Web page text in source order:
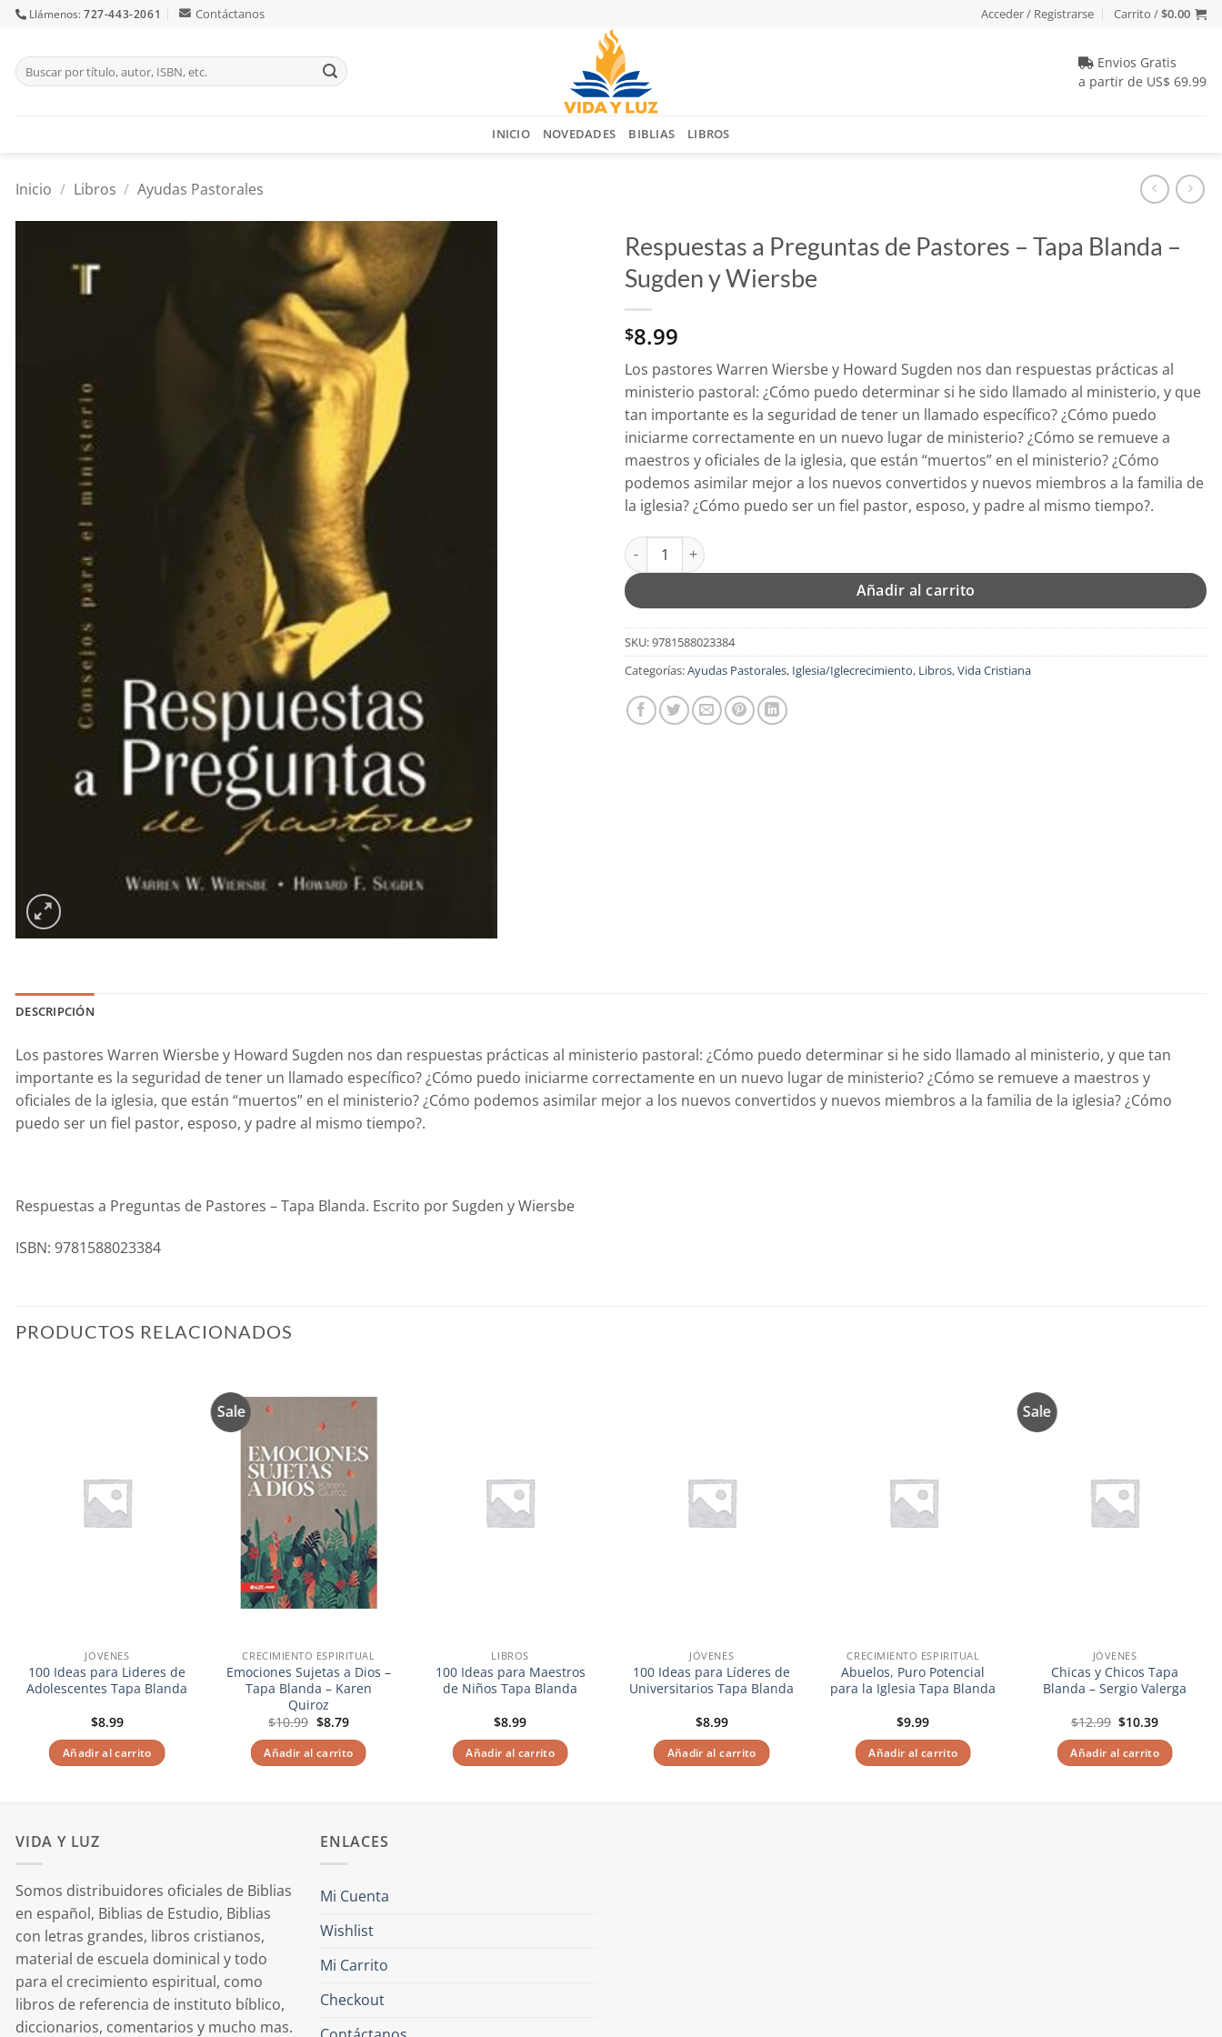
Skip
content
Llámenos:727-443-2061 Contáctanos Acceder / Registrarse Carrito /$0.00
Buscar
por:
Envios Gratis
a partir de US$ 69.99
INICIO NOVEDADES BIBLIAS LIBROS
Inicio / Libros / Ayudas Pastorales
Respuestas a Preguntas de Pastores – Tapa Blanda –
Sugden y Wiersbe
$8.99
Los pastores Warren Wiersbe y Howard Sugden nos dan respuestas prácticas al
ministerio pastoral: ¿Cómo puedo determinar si he sido llamado al ministerio, y que
tan importante es la seguridad de tener un llamado específico? ¿Cómo puedo
iniciarme correctamente en un nuevo lugar de ministerio? ¿Cómo se remueve a
maestros y oficiales de la iglesia, que están “muertos” en el ministerio? ¿Cómo
podemos asimilar mejor a los nuevos convertidos y nuevos miembros a la familia de
la iglesia? ¿Cómo puedo ser un fiel pastor, esposo, y padre al mismo tiempo?.
Respuestas a Preguntas de Pastores - Tapa Blanda - Sugden y Wiersbe cantidad
Añadir al carrito
SKU:9781588023384
Categorías:Ayudas Pastorales, Iglesia/Iglecrecimiento, Libros,Vida Cristiana
DESCRIPCIÓN
Los pastores Warren Wiersbe y Howard Sugden nos dan respuestas prácticas al ministerio pastoral: ¿Cómo puedo determinar si he sido llamado al ministerio, y que tan
importante es la seguridad de tener un llamado específico? ¿Cómo puedo iniciarme correctamente en un nuevo lugar de ministerio? ¿Cómo se remueve a maestros y
oficiales de la iglesia, que están “muertos” en el ministerio? ¿Cómo podemos asimilar mejor a los nuevos convertidos y nuevos miembros a la familia de la iglesia? ¿Cómo
puedo ser un fiel pastor, esposo, y padre al mismo tiempo?.
Respuestas a Preguntas de Pastores – Tapa Blanda. Escrito por Sugden y Wiersbe
ISBN: 9781588023384
PRODUCTOS RELACIONADOS
JÓVENES
100 Ideas para Lideres de
Adolescentes Tapa Blanda
$8.99
Añadir al carrito
Sale
deseos
CRECIMIENTO ESPIRITUAL
Emociones Sujetas a Dios –
Tapa Blanda – Karen
Quiroz
$10.99 El
original
era:
$8.79El
actual
es:
Añadir al carrito
LIBROS
100 Ideas para Maestros
de Niños Tapa Blanda
$8.99
Añadir al carrito
JÓVENES
100 Ideas para Líderes de
Universitarios Tapa Blanda
$8.99
Añadir al carrito
CRECIMIENTO ESPIRITUAL
Abuelos, Puro Potencial
para la Iglesia Tapa Blanda
$9.99
Añadir al carrito
Sale
JÓVENES
Chicas y Chicos Tapa
Blanda – Sergio Valerga
$12.99 El
original
era:
$10.39El
actual
es:
Añadir al carrito
VIDA Y LUZ
Somos distribuidores oficiales de Biblias
en español, Biblias de Estudio, Biblias
con letras grandes, libros cristianos,
material de escuela dominical y todo
para el crecimiento espiritual, como
libros de referencia de instituto bíblico,
diccionarios, comentarios y mucho mas.
ENLACES
Mi Cuenta
Wishlist
Mi Carrito
Checkout